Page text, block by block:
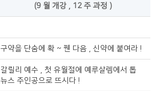
(9 월 개강 , 12 주 과정 )​
구약을 단숨에 확 ~ 꿴 다음 , 신약에 붙여라 !​
갈릴리 예수 , 첫 유월절에 예루살렘에서 톱
뉴스 주인공으로 뜨시다 !​